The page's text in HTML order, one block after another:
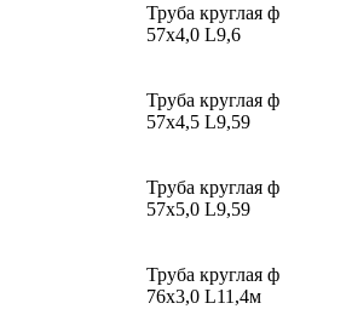
Труба круглая ф
57х4,0 L9,6
Труба круглая ф
57х4,5 L9,59
Труба круглая ф
57х5,0 L9,59
Труба круглая ф
76х3,0 L11,4м